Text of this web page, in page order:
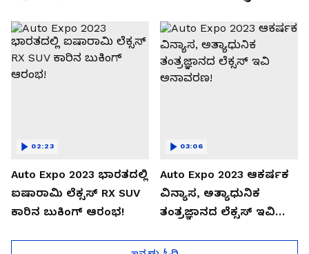
Auto Expo 2023 ಭಾರತದಲ್ಲಿ
ಐಷಾರಾಮಿ ಲೆಕ್ಸಸ್ RX SUV
ಕಾರಿನ ಬುಕಿಂಗ್ ಆರಂಭ!
02:23
Auto Expo 2023 ಆಕರ್ಷಕ
ವಿನ್ಯಾಸ, ಅತ್ಯಾಧುನಿಕ
ತಂತ್ರಜ್ಞಾನದ ಲೆಕ್ಸಸ್ ಇವಿ
03:06